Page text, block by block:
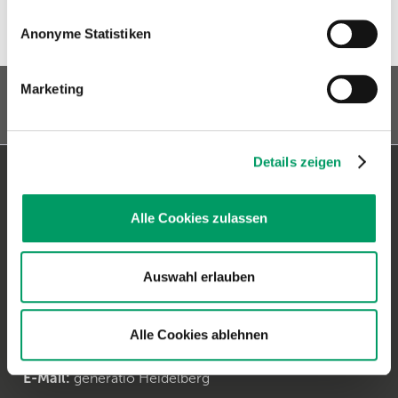
Anonyme Statistiken
Marketing
Details zeigen
Alle Cookies zulassen
Auswahl erlauben
Alle Cookies ablehnen
Ähnliche Artikel
Generatio GmbH
Blumenstr. 49
D-69115 Heidelberg
Anfragen zurHundediagnostik
+49 (0)6221-38935-30
Telefax:+49 (0)6221-38935-31
E-Mail: generatio Heidelberg